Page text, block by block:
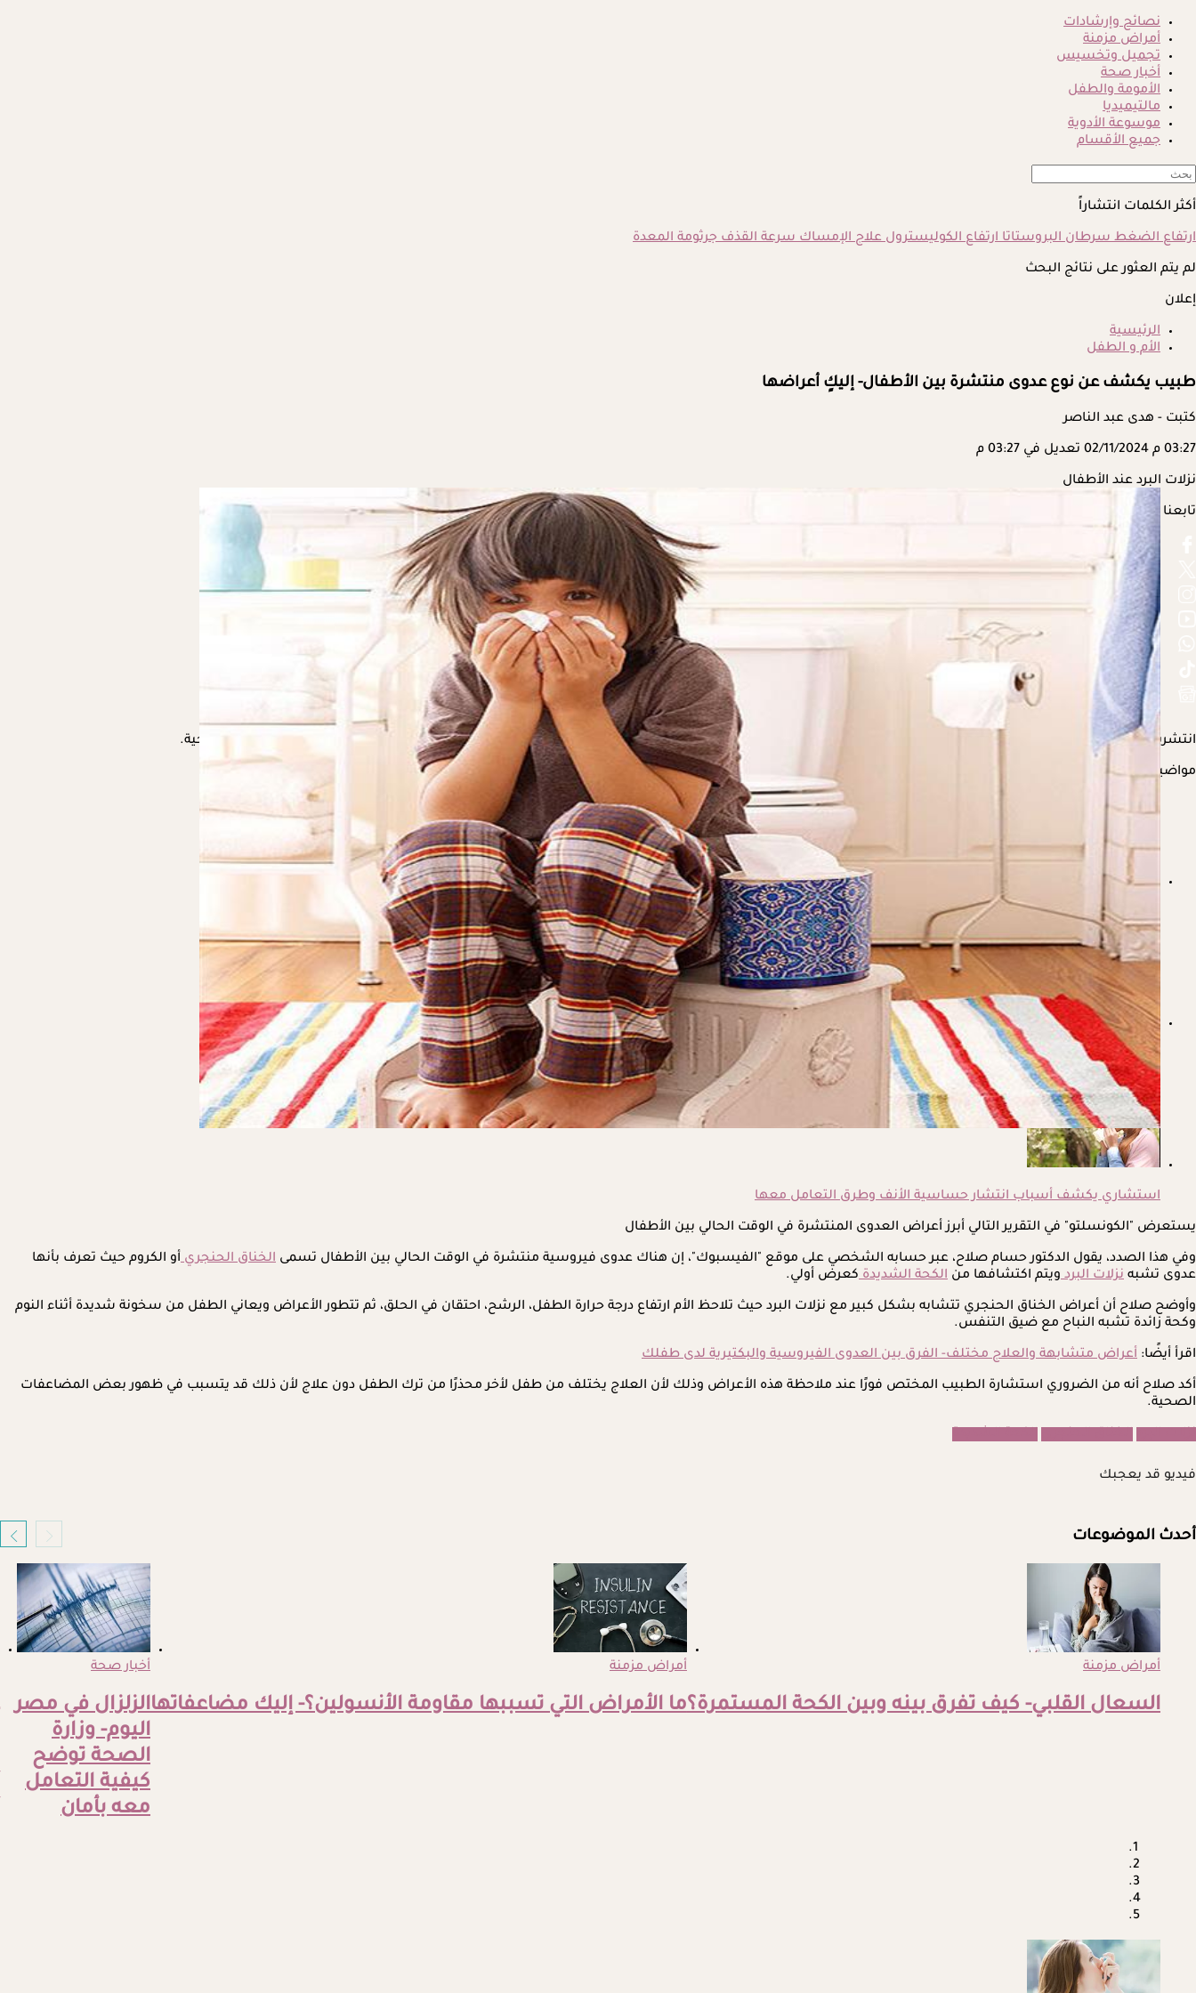
نصائح وإرشادات
أمراض مزمنة
تجميل وتخسيس
أخبار صحة
الأمومة والطفل
مالتيميديا
موسوعة الأدوية
جميع الأقسام
أكثر الكلمات انتشاراً
ارتفاع الضغطسرطان البروستاتاارتفاع الكوليسترولعلاج الإمساكسرعة القذفجرثومة المعدة
لم يتم العثور على نتائج البحث
إعلان
الرئيسية
الأم و الطفل
طبيب يكشف عن نوع عدوى منتشرة بين الأطفال- إليكٍ أعراضها
كتبت - هدى عبد الناصر
03:27 م 02/11/2024 تعديل في 03:27 م
نزلات البرد عند الأطفال
تابعنا على
انتشرت في الفترة الحالية بعض الأعراض المزعجة على الأطفال التي تثير القلق والتوتر عند الأمهات وعادة ما تحتاج إلى العلاج السريع لتجنب تعرض الطفل لأي مضاعفات صحية.
مواضيع ذات صلة
هل يسبب التكييف نزيف الأنف؟.. طبيب يوضح الأسباب وطرق الوقاية
متى تكون الكحة الشديدة علامة على وجود مشكلة خطيرة؟.. طبيب يجيب
استشاري يكشف أسباب انتشار حساسية الأنف وطرق التعامل معها
يستعرض "الكونسلتو" في التقرير التالي أبرز أعراض العدوى المنتشرة في الوقت الحالي بين الأطفال
وفي هذا الصدد، يقول الدكتور حسام صلاح، عبر حسابه الشخصي على موقع "الفيسبوك"، إن هناك عدوى فيروسية منتشرة في الوقت الحالي بين الأطفال تسمى الخناق الحنجريأو الكروم حيث تعرف بأنها
عدوى تشبه نزلات البردويتم اكتشافها من الكحة الشديدةكعرض أولي.
وأوضح صلاح أن أعراض الخناق الحنجري تتشابه بشكل كبير مع نزلات البرد حيث تلاحظ الأم ارتفاع درجة حرارة الطفل، الرشح، احتقان في الحلق، ثم تتطور الأعراض ويعاني الطفل من سخونة شديدة أثناء النوم
وكحة زائدة تشبه النباح مع ضيق التنفس.
اقرأ أيضًا: أعراض متشابهة والعلاج مختلف- الفرق بين العدوى الفيروسية والبكتيرية لدى طفلك
أكد صلاح أنه من الضروري استشارة الطبيب المختص فورًا عند ملاحظة هذه الأعراض وذلك لأن العلاج يختلف من طفل لأخر محذرًا من ترك الطفل دون علاج لأن ذلك قد يتسبب في ظهور بعض المضاعفات
الصحية.
فيديو قد يعجبك
أحدث الموضوعات
أمراض مزمنة
السعال القلبي- كيف تفرق بينه وبين الكحة المستمرة؟
أمراض مزمنة
ما الأمراض التي تسببها مقاومة الأنسولين؟- إليك مضاعفاتها
أخبار صحة
الزلزال في مصر
اليوم- وزارة
الصحة توضح
كيفية التعامل
معه بأمان